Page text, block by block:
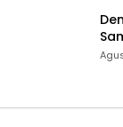
ke